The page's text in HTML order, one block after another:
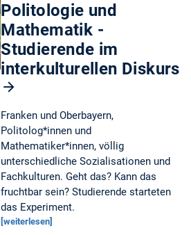
Politologie und
Mathematik -
Studierende im
interkulturellen Diskurs
Franken und Oberbayern,
Politolog*innen und
Mathematiker*innen, völlig
unterschiedliche Sozialisationen und
Fachkulturen. Geht das? Kann das
fruchtbar sein? Studierende starteten
das Experiment.
[weiterlesen]